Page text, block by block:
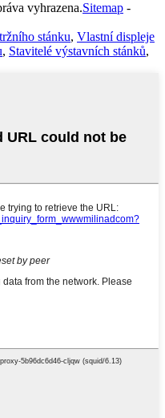
vyhrazena.Sitemap -
stánku, Vlastní displeje
, Stavitelé výstavních stánků,